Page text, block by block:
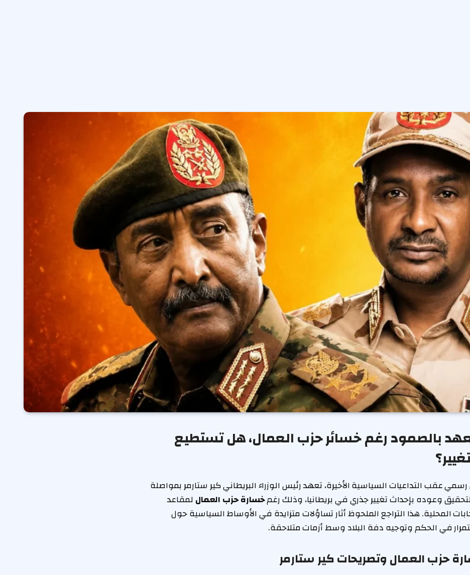
بالصمود رغم خسائر حزب العمال، هل تستطيع
عقب التداعيات السياسية الأخيرة، تعهد رئيس الوزراء البريطاني كير ستارمر بمواصلة
وعوده بإحداث تغيير جذري في بريطانيا، وذلك رغمخسارة حزب العمال لمقاعد
المحلية. هذا التراجع الملحوظ أثار تساؤلات متزايدة في الأوساط السياسية حول
في الحكم وتوجيه دفة البلاد وسط أزمات متلاحقة.
حزب العمال وتصريحات كير ستارمر